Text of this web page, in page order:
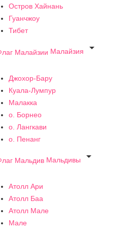
Остров Хайнань
Гуанчжоу
Тибет
Малайзия

Джохор-Бару
Куала-Лумпур
Малакка
о. Борнео
о. Лангкави
о. Пенанг
Мальдивы

Атолл Ари
Атолл Баа
Атолл Мале
Мале